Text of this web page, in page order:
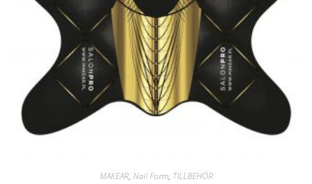
MAKEAR, Nail Form, TILLBEHÖR